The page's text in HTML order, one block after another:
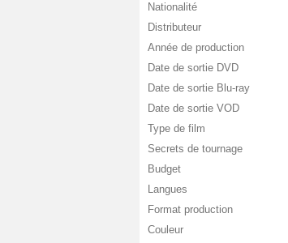
Nationalité
Distributeur
Année de production
Date de sortie DVD
Date de sortie Blu-ray
Date de sortie VOD
Type de film
Secrets de tournage
Budget
Langues
Format production
Couleur